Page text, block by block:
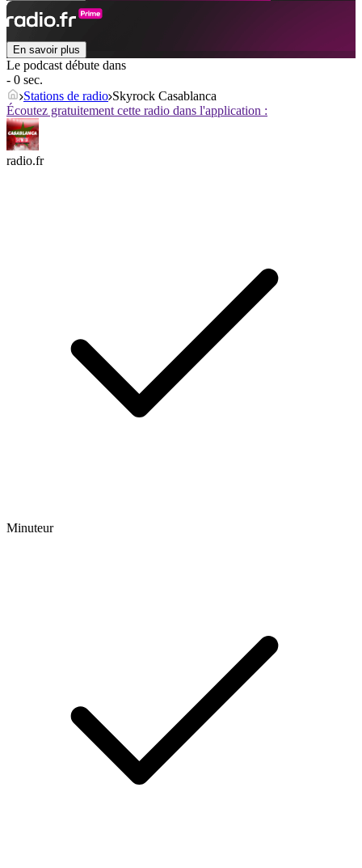
En savoir plus
Le podcast débute dans
- 0 sec.
Stations de radio Skyrock Casablanca
Écoutez gratuitement cette radio dans l'application :
radio.fr
Minuteur